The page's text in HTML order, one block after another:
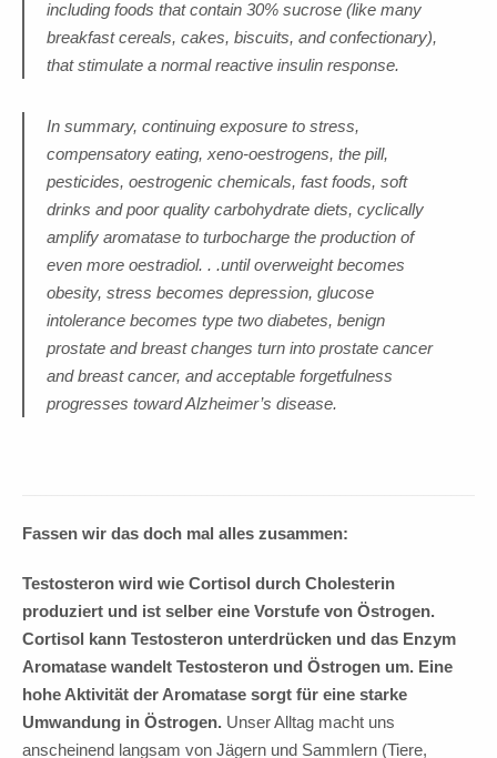
including foods that contain 30% sucrose (like many
breakfast cereals, cakes, biscuits, and confectionary),
that stimulate a normal reactive insulin response.
In summary, continuing exposure to stress,
compensatory eating, xeno-oestrogens, the pill,
pesticides, oestrogenic chemicals, fast foods, soft
drinks and poor quality carbohydrate diets, cyclically
amplify aromatase to turbocharge the production of
even more oestradiol. . .until overweight becomes
obesity, stress becomes depression, glucose
intolerance becomes type two diabetes, benign
prostate and breast changes turn into prostate cancer
and breast cancer, and acceptable forgetfulness
progresses toward Alzheimer’s disease.
Fassen wir das doch mal alles zusammen:
Testosteron wird wie Cortisol durch Cholesterin
produziert und ist selber eine Vorstufe von Östrogen.
Cortisol kann Testosteron unterdrücken und das Enzym
Aromatase wandelt Testosteron und Östrogen um. Eine
hohe Aktivität der Aromatase sorgt für eine starke
Umwandung in Östrogen. Unser Alltag macht uns
anscheinend langsam von Jägern und Sammlern (Tiere,